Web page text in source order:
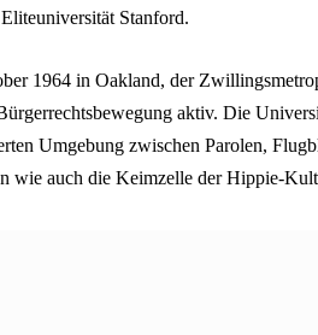
Stanford.
1964 in Oakland, der
aktiv. Die
Umgebung zwischen Parolen,
wie auch die Keimzelle der Hippie-